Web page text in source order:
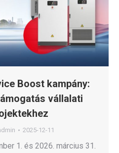
Boost kampány:
vállalati
2025-12-11
1. és 2026. március 31.